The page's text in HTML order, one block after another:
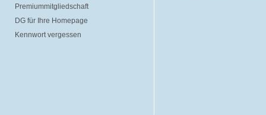
Premiummitgliedschaft
DG für Ihre Homepage
Kennwort vergessen